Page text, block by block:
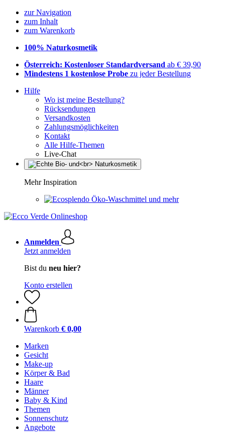
zur Navigation
zum Inhalt
zum Warenkorb
100% Naturkosmetik
Österreich: Kostenloser Standardversand ab € 39,90
Mindestens 1 kostenlose Probe zu jeder Bestellung
Hilfe
Wo ist meine Bestellung?
Rücksendungen
Versandkosten
Zahlungsmöglichkeiten
Kontakt
Alle Hilfe-Themen
Live-Chat
Mehr Inspiration
Öko-Waschmittel und mehr
Anmelden
Jetzt anmelden
Bist du neu hier?
Konto erstellen
Warenkorb € 0,00
Marken
Gesicht
Make-up
Körper & Bad
Haare
Männer
Baby & Kind
Themen
Sonnenschutz
Angebote